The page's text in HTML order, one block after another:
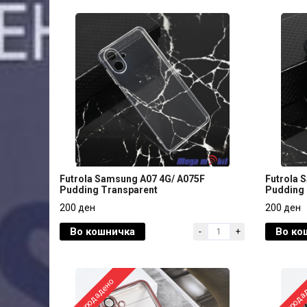
Futrola Samsung A07 4G/ A075F
200 ден
Futrola Samsung A07 4G/ A075F
Pudding Transparent
200 ден
Во кошничка - +
Futrola
200 ден
Futrola
Pudding
200 ден
Во